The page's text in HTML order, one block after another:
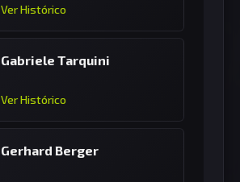
Ver Histórico
Gabriele Tarquini
Ver Histórico
Gerhard Berger